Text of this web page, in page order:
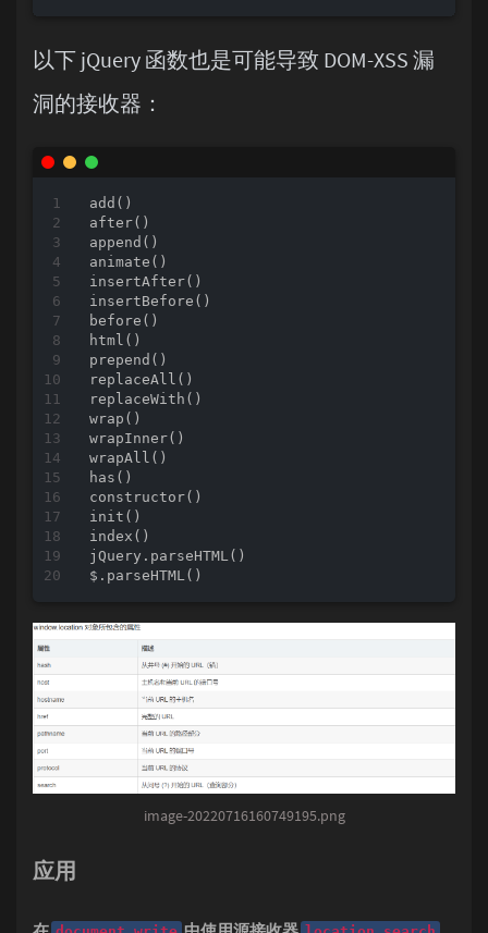
以下 jQuery 函数也是可能导致 DOM-XSS 漏
洞的接收器：
add()
after()
append()
animate()
insertAfter()
insertBefore()
before()
html()
prepend()
replaceAll()
replaceWith()
wrap()
wrapInner()
wrapAll()
constructor(
init (
index (
jQuery . parseHTML (
$ . parseHTML (
image-20220716160749195.png
应用